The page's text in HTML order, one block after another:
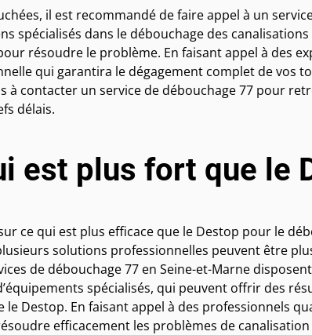
il est recommandé de faire appel à un
spécialisés dans le débouchage des
résoudre le problème. En faisant appel à des
qui garantira le dégagement complet de vos
à contacter un service de débouchage 77 pour
délais.
est plus fort que le
ce qui est plus efficace que le Destop pour le
solutions professionnelles peuvent être
de débouchage 77 en Seine-et-Marne
spécialisés, qui peuvent offrir des
Destop. En faisant appel à des professionnels
efficacement les problèmes de canalisation